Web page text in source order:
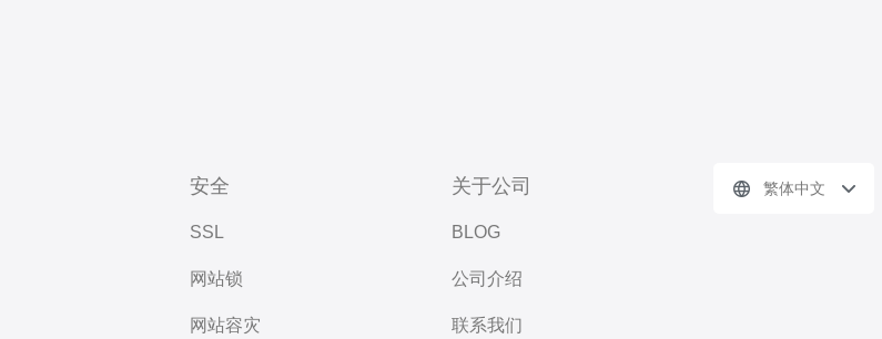
安全
SSL
网站锁
网站容灾
关于公司
BLOG
公司介绍
联系我们
繁体中文